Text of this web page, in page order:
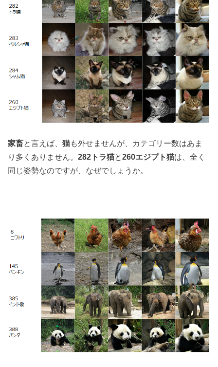
家畜と言えば、猫も外せませんが、カテゴリー数はあま
り多くありません。282トラ猫と260エジプト猫は、全く
同じ姿勢なのですが、なぜでしょうか。